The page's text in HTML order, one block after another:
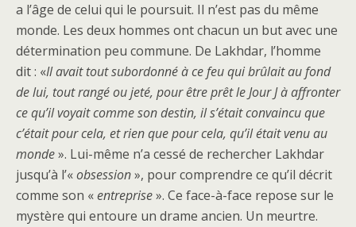
a l’âge de celui qui le poursuit. Il n’est pas du même
monde. Les deux hommes ont chacun un but avec une
détermination peu commune. De Lakhdar, l’homme
dit : «Il avait tout subordonné à ce feu qui brûlait au fond
de lui, tout rangé ou jeté, pour être prêt le Jour J à affronter
ce qu’il voyait comme son destin, il s’était convaincu que
c’était pour cela, et rien que pour cela, qu’il était venu au
monde». Lui-même n’a cessé de rechercher Lakhdar
jusqu’à l’«obsession», pour comprendre ce qu’il décrit
comme son «entreprise». Ce face-à-face repose sur le
mystère qui entoure un drame ancien. Un meurtre.